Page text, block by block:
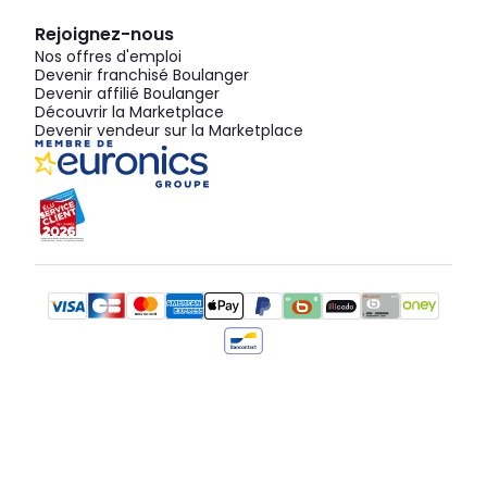
Rejoignez-nous
Nos offres d'emploi
Devenir franchisé Boulanger
Devenir affilié Boulanger
Découvrir la Marketplace
Devenir vendeur sur la Marketplace